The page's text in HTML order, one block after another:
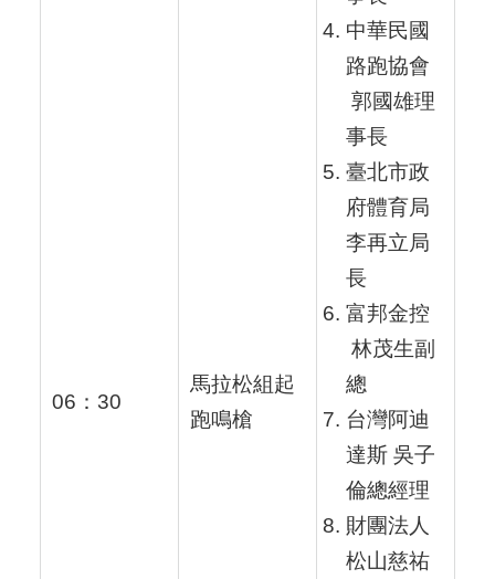
06：30
馬拉松組起
跑鳴槍
中華民國
路跑協會
郭國雄理
事長
臺北市政
府體育局
李再立局
長
富邦金控
林茂生副
總
台灣阿迪
達斯 吳子
倫總經理
財團法人
松山慈祐